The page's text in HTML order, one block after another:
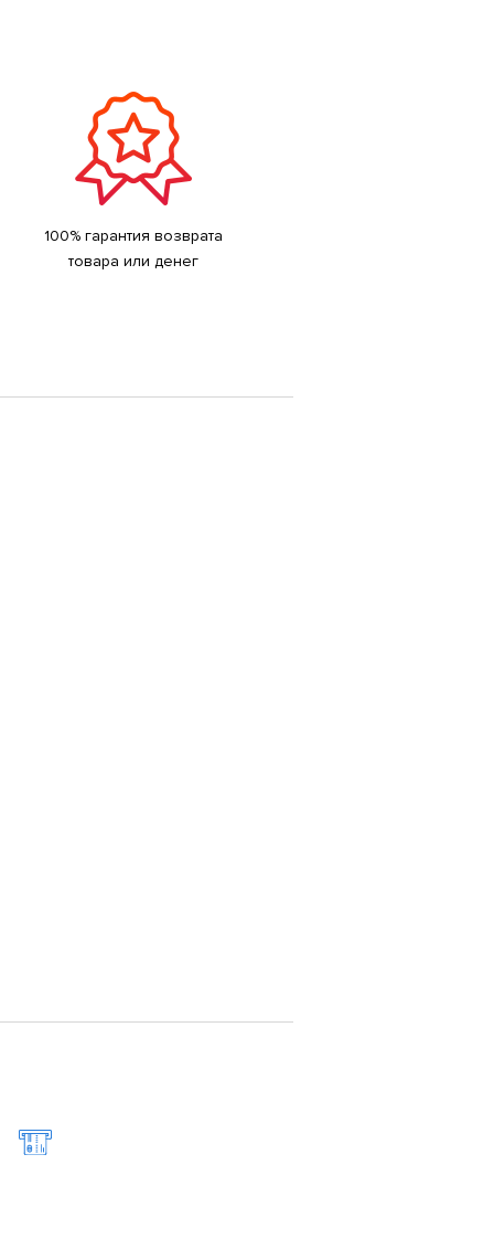
100% гарантия возврата
товара или денег